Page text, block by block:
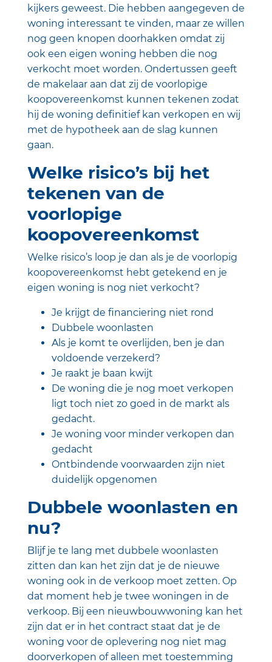
kijkers geweest. Die hebben aangegeven de
woning interessant te vinden, maar ze willen
nog geen knopen doorhakken omdat zij
ook een eigen woning hebben die nog
verkocht moet worden. Ondertussen geeft
de makelaar aan dat zij de voorlopige
koopovereenkomst kunnen tekenen zodat
hij de woning definitief kan verkopen en wij
met de hypotheek aan de slag kunnen
gaan.
Welke risico’s bij het
tekenen van de
voorlopige
koopovereenkomst
Welke risico’s loop je dan als je de voorlopig
koopovereenkomst hebt getekend en je
eigen woning is nog niet verkocht?
Je krijgt de financiering niet rond
Dubbele woonlasten
Als je komt te overlijden, ben je dan
voldoende verzekerd?
Je raakt je baan kwijt
De woning die je nog moet verkopen
ligt toch niet zo goed in de markt als
gedacht.
Je woning voor minder verkopen dan
gedacht
Ontbindende voorwaarden zijn niet
duidelijk opgenomen
Dubbele woonlasten en
nu?
Blijf je te lang met dubbele woonlasten
zitten dan kan het zijn dat je de nieuwe
woning ook in de verkoop moet zetten. Op
dat moment heb je twee woningen in de
verkoop. Bij een nieuwbouwwoning kan het
zijn dat er in het contract staat dat je de
woning voor de oplevering nog niet mag
doorverkopen of alleen met toestemming